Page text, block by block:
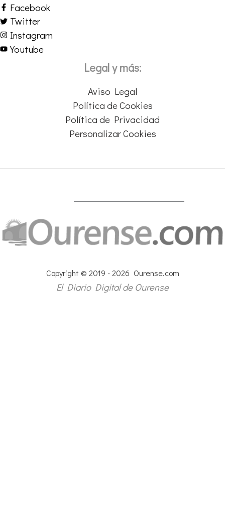
Facebook
Twitter
Instagram
Youtube
Legal y más:
Aviso Legal
Política de Cookies
Política de Privacidad
Personalizar Cookies
Copyright © 2019 - 2026 Ourense.com
El Diario Digital de Ourense